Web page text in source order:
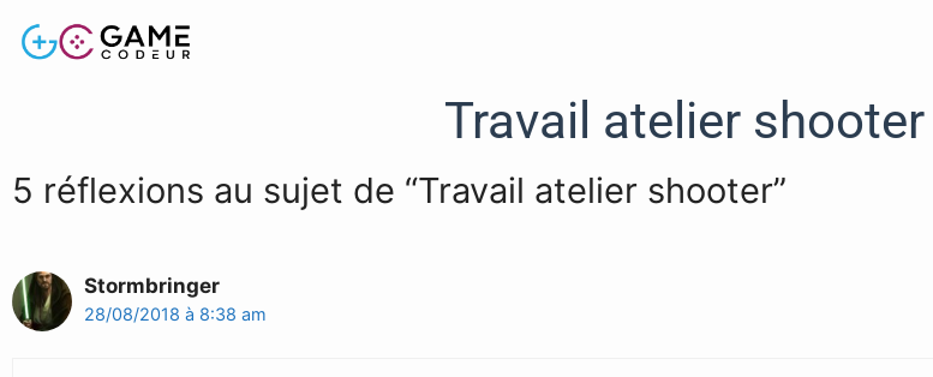
Travail atelier shooter
5 réflexions au sujet de “Travail atelier shooter”
Stormbringer
28/08/2018 à 8:38 am